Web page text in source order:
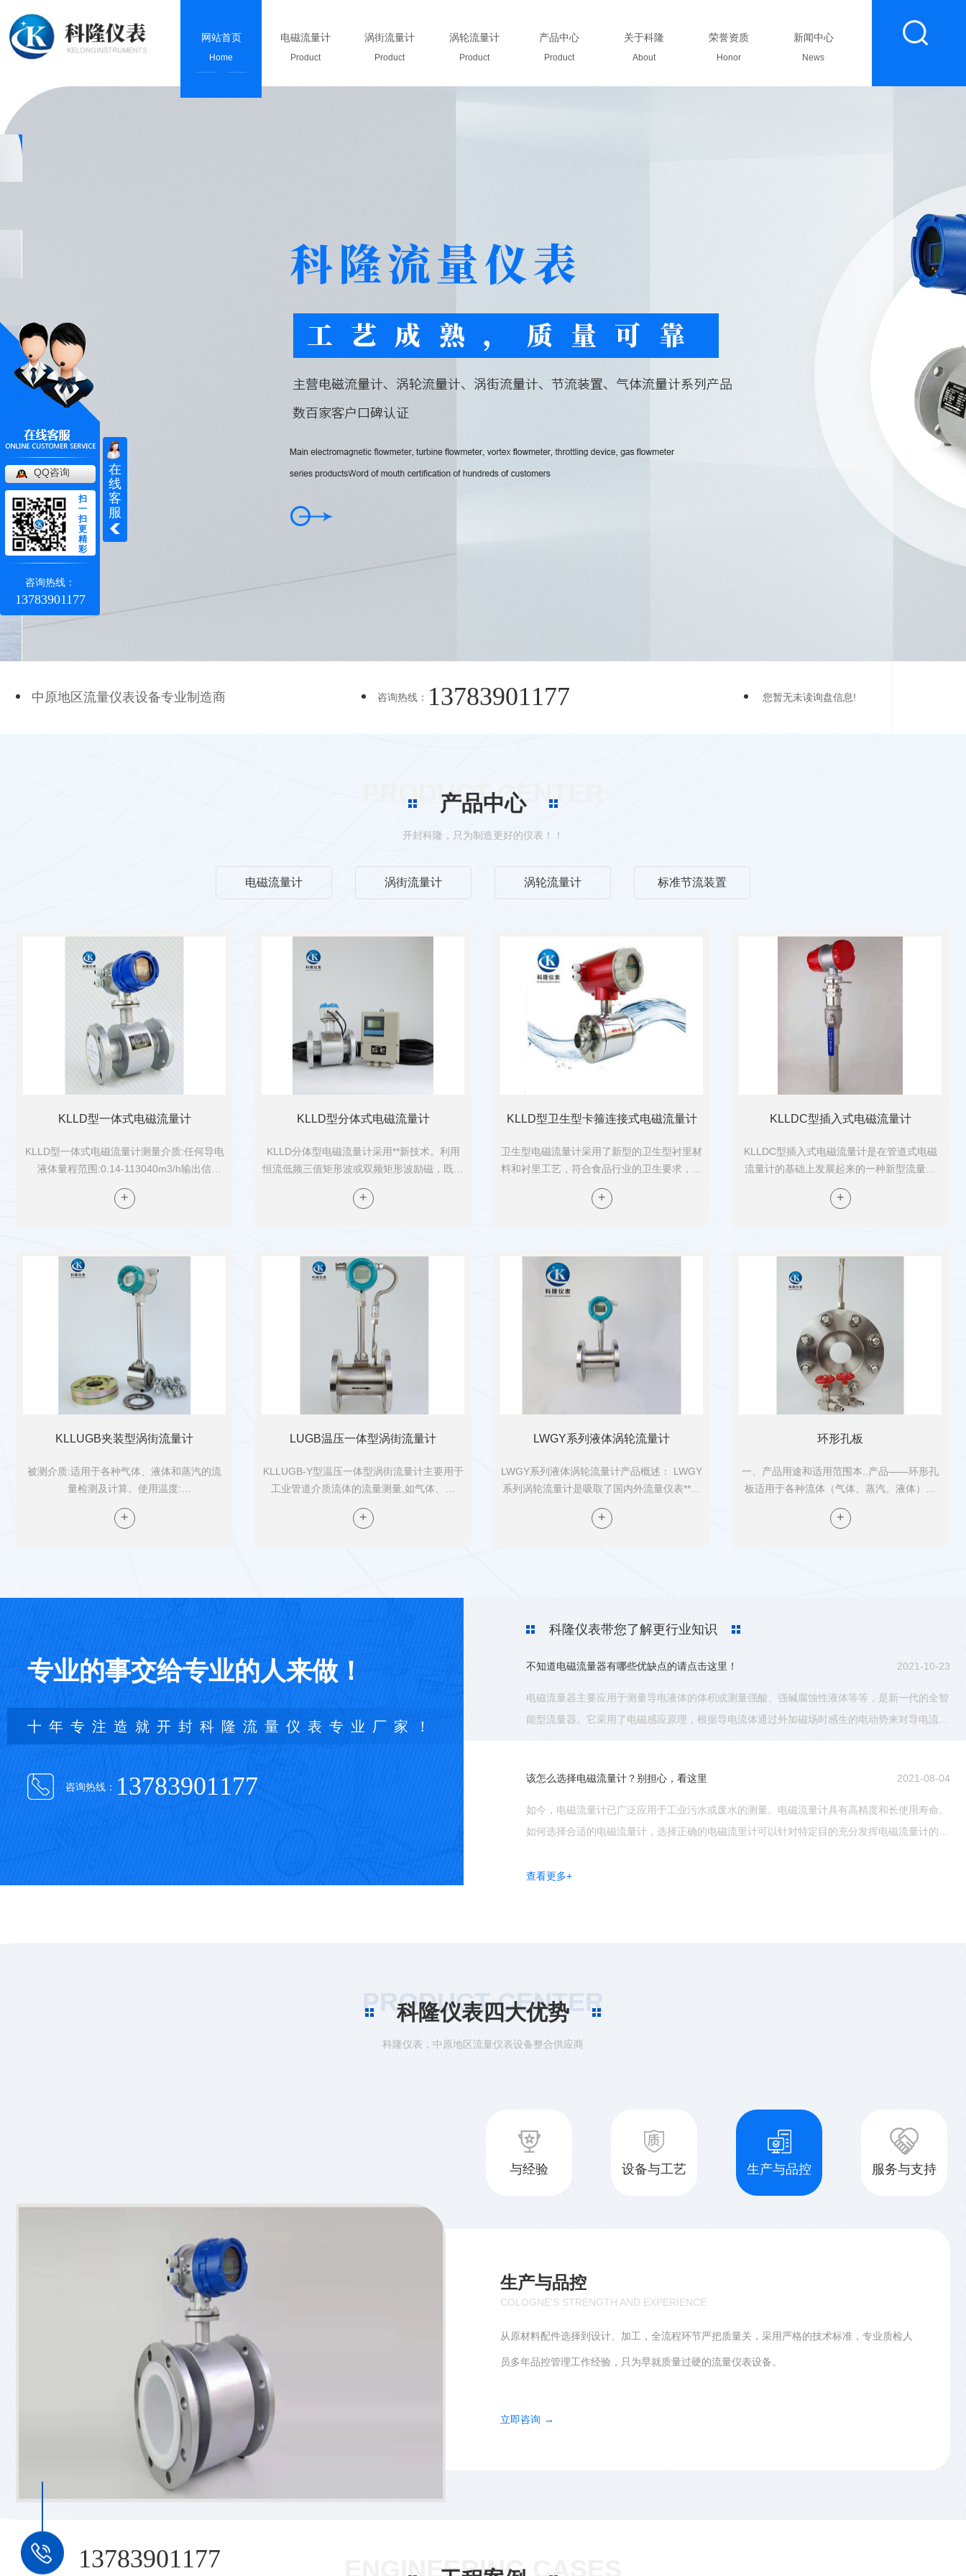
网站首页
Home
电磁流量计
Product
涡街流量计
Product
涡轮流量计
Product
产品中心
Product
关于科隆
About
荣誉资质
Honor
新闻中心
News
联系我们
中原地区流量仪表设备专业制造商 咨询热线： 13783901177 您暂无未读询盘信息!
PRODUCT CENTER
产品中心
开封科隆，只为制造更好的仪表！！
电磁流量计 涡街流量计 涡轮流量计 标准节流装置
KLLD型一体式电磁流量计
KLLD型一体式电磁流量计测量介质:任何导电
液体量程范围:0.14-113040m3/h输出信
号:4~20mA(负载电阻0~7502)脉冲/频率控制
电平精度等级:0.5级，1.0级介质温度:常规橡
KLLD型分体式电磁流量计
KLLD分体型电磁流量计采用**新技术。利用
恒流低频三值矩形波或双频矩形波励磁，既有
矩形波磁场的优点，又克服了正弦波磁场的缺
点；还可以消除电源电压波动、电源频率变化
KLLD型卫生型卡箍连接式电磁流量计
卫生型电磁流量计采用了新型的卫生型衬里材
料和衬里工艺，符合食品行业的卫生要求，同
时采用了不锈钢外壳及不锈钢卡箍连接，方便
电磁流量计的快速拆卸、清洗，使电磁流量计
KLLDC型插入式电磁流量计
KLLDC型插入式电磁流量计是在管道式电磁
流量计的基础上发展起来的一种新型流量仪
表，它在保留管道式电磁流量计优点的基础
上，针对管道式电磁流量计在管道上安装困
KLLUGB夹装型涡街流量计
被测介质:适用于各种气体、液体和蒸汽的流
量检测及计算。使用温度:
-20C~+100*C;100C~ +280C; 100C~ +350C
高使用压力: 2.5MPa (>2.5MPa协商供货)材...
LUGB温压一体型涡街流量计
KLLUGB-Y型温压一体型涡街流量计主要用于
工业管道介质流体的流量测量,如气体、液
体、蒸气等多种介质。一体式涡街流量计的特
点是压力损失小,量程范围大,精度高,在测量工
LWGY系列液体涡轮流量计
LWGY系列液体涡轮流量计产品概述： LWGY
系列涡轮流量计是吸取了国内外流量仪表**技
术经过优化设计，具有结构简单、轻巧、精度
高、复现性好、反应灵敏，安装维护使用方便
环形孔板
一、产品用途和适用范围本..产品――环形孔
板适用于各种流体（气体、蒸汽、液体）介
质，例如：饱和蒸汽、过热蒸汽、压缩空气、
各种煤气、燃炉废气、冷却水、重油、渣油、
专业的事交给专业的人来做！
十年专注造就开封科隆流量仪表专业厂家！
咨询热线：13783901177
科隆仪表带您了解更行业知识
型两种型式均由传感器和智能信号转换器组成,根据转换器与传感器的装配形式。大口径电磁流
量计地按安装方式分为管道式和插...
电磁流量计的作用有哪些？
很多人认为电磁流量计是常用的流量测量仪器，在过程中需要配合其他仪器来完成。那么电磁流
量计的作用有哪些呢？电磁流量计的作用有哪些？主要有流量下限设定，流量上限设定，流量下
限报警，流量上限报警，小信号切断功能，量程设定，管道空管报警，仪表故障报警，输出:脉
涡轮流量计工作原理及结构
现代化生产过程中，涡轮流量计作为工业准确测量中一种经常应用的测量仪表，给工业快速发展
带来了很大的便利。**河南涡轮流量计小编为您讲述一下涡轮流量计的工作原理和结构是什么？
涡轮流量计的原理在管道中安放一...
的流量进行测量。作为一种测量仪器...
该怎么选择电磁流量计？别担心，看这里 2021-08-04
如今，电磁流量计已广泛应用于工业污水或废水的测量。电磁流量计具有高精度和长使用寿命。
如何选择合适的电磁流量计，选择正确的电磁流里计可以针对特定目的充分发挥电磁流量计的五
电磁流量计的分类与应用 2021-05-26
电磁流量计的分类与应用; 大口径电磁流量计地按安装方式分为管道式和插入式电磁流量计两类
型两种型式均由传感器和智能信号转换器组成,根据转换器与传感器的装配形式。大口径电磁流
涡轮流量计工作原理及结构
查看更多+
PRODUCT CENTER
科隆仪表四大优势
科隆仪表，中原地区流量仪表设备整合供应商
13783901177
与经验 设备与工艺 生产与品控 服务与支持
COLOGNE'S STRENGTH AND EXPERIENCE
从原材料配件选择到设计、加工，全流程环节严把质量关，采用严格的技术标准，专业质检人
员多年品控管理工作经验，只为早就质量过硬的流量仪表设备。
服务与支持
COLOGNE'S STRENGTH AND EXPERIENCE
专职服务工程师团队即时解决处理客户疑难问题，长期技术支持严格按照合同规定的供货质
量、数量和时间提供服务，众多客户口碑见证。
立即咨询
ENGINEERING CASES
在
线
客
服
QQ咨询
扫
一
扫
更
精
彩
咨询热线：
13783901177